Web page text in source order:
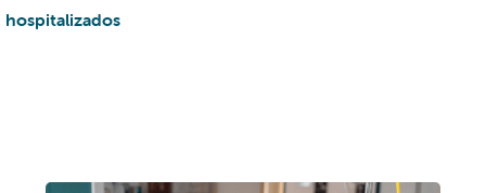
hospitalizados